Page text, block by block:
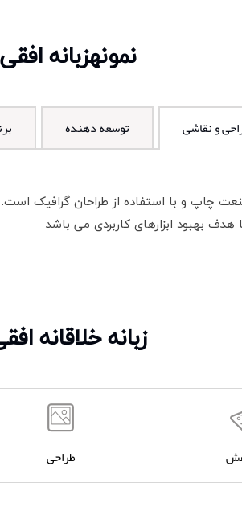
نمونهزبانه افقی
و نقاشی توسعه دهنده
چاپ و با استفاده از طراحان گرافیک
هدف بهبود ابزارهای کاربردی می باشد
زبانه خلاقانه
طراحی